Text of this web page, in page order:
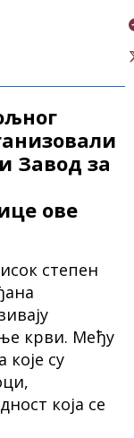
Завод за
ове
степен
крви. Међу
су
која се